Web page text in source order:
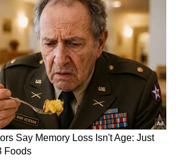
(Kannada News)
ಸುವರ್ಣ ನ್ಯೂಸ್‌ ಫಾಲೋ
(
Latest Kannada News),
ನೇರ ಪ್ರಸಾರಗಳೊಂದಿಗೆ
) ಸಂಪೂರ್ಣ ಮಾಹಿತಿ ಒಂದೇ
ಸುವರ್ಣ ನ್ಯೂಸ್ ಅಧಿಕೃತ
ಹಾಗು ಎಲ್ಲಾ ಅಪ್‌ಡೇಟ್